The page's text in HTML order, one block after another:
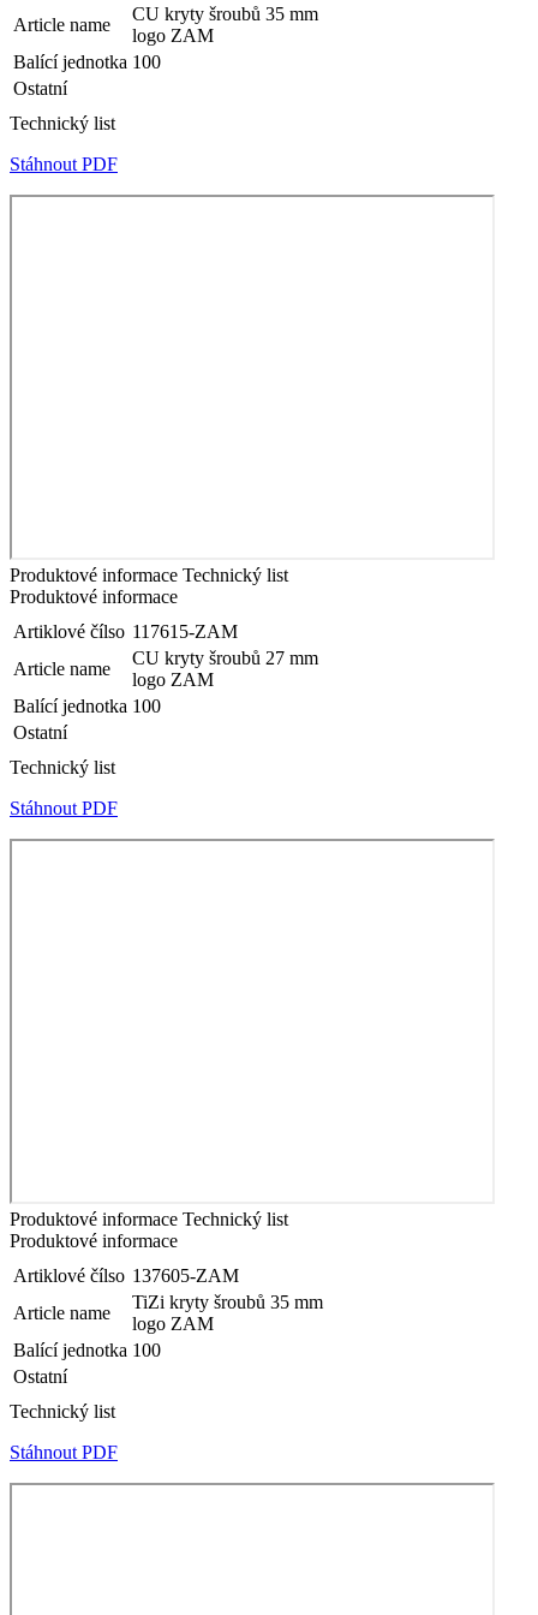
Article name
CU kryty šroubů 35 mm
logo ZAM
Balící jednotka 100
Ostatní
Technický list
Stáhnout PDF
Produktové informace Technický list
Produktové informace
Artiklové čílso 117615-ZAM
Article name
CU kryty šroubů 27 mm
logo ZAM
Balící jednotka 100
Ostatní
Technický list
Stáhnout PDF
Produktové informace Technický list
Produktové informace
Artiklové čílso 137605-ZAM
Article name
TiZi kryty šroubů 35 mm
logo ZAM
Balící jednotka 100
Ostatní
Technický list
Stáhnout PDF